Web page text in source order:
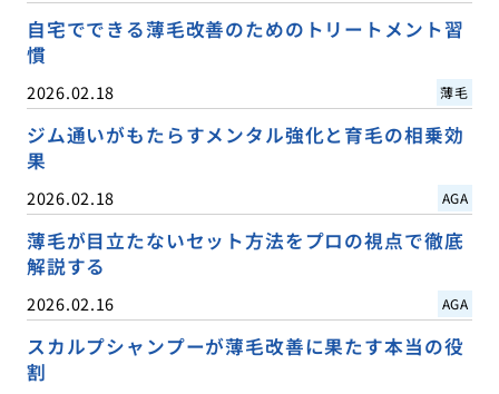
自宅でできる薄毛改善のためのトリートメント習
慣
2026.02.18 薄毛
ジム通いがもたらすメンタル強化と育毛の相乗効
果
2026.02.18 AGA
薄毛が目立たないセット方法をプロの視点で徹底
解説する
2026.02.16 AGA
スカルプシャンプーが薄毛改善に果たす本当の役
割